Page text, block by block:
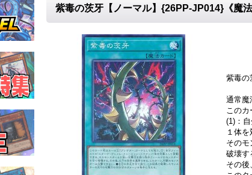
紫毒の茨牙【ノーマル】{26PP-JP014}《魔法
紫毒の
通常魔
このカ
(1)：
１体を
そのモ
破壊す
その後